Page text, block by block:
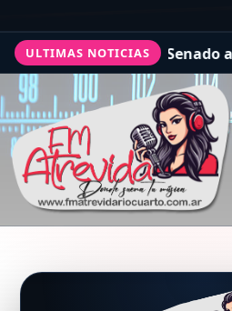
ULTIMAS NOTICIAS
de Milei van al Senado a